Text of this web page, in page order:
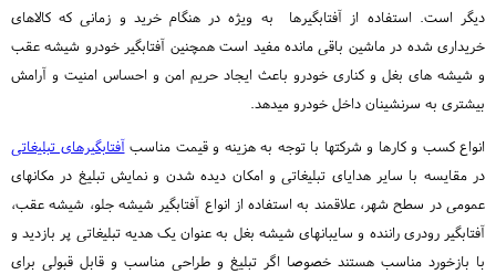
دیگر است. استفاده از آفتابگیرها به ویژه در هنگام خرید و زمانی که کالاهای
خریداری شده در ماشین باقی مانده مفید است همچنین آفتابگیر خودرو شیشه عقب
و شیشه های بغل و کناری خودرو باعث ایجاد حریم امن و احساس امنیت و آرامش
بیشتری به سرنشینان داخل خودرو میدهد.
انواع کسب و کارها و شرکتها با توجه به هزینه و قیمت مناسبآفتابگیرهای تبلیغاتی
در مقایسه با سایر هدایای تبلیغاتی و امکان دیده شدن و نمایش تبلیغ در مکانهای
عمومی در سطح شهر، علاقمند به استفاده از انواع آفتابگیر شیشه جلو، شیشه عقب،
آفتابگیر رودری راننده و سایبانهای شیشه بغل به عنوان یک هدیه تبلیغاتی پر بازدید و
با بازخورد مناسب هستند خصوصا اگر تبلیغ و طراحی مناسب و قابل قبولی برای